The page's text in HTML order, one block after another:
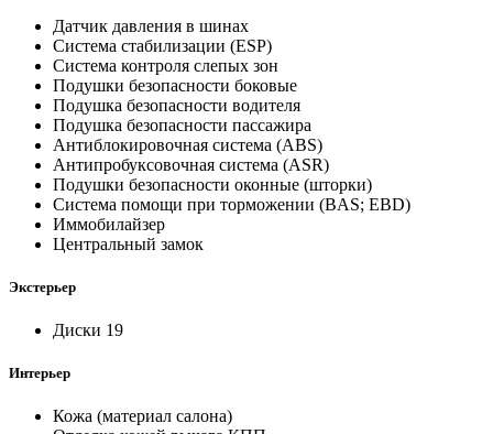
Датчик давления в шинах
Система стабилизации (ESP)
Система контроля слепых зон
Подушки безопасности боковые
Подушка безопасности водителя
Подушка безопасности пассажира
Антиблокировочная система (ABS)
Антипробуксовочная система (ASR)
Подушки безопасности оконные (шторки)
Система помощи при торможении (BAS; EBD)
Иммобилайзер
Центральный замок
Экстерьер
Диски 19
Интерьер
Кожа (материал салона)